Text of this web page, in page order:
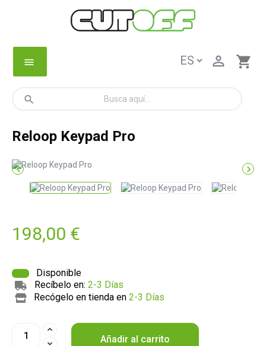
menu shopping_cart

search
Reloop Keypad Pro
 
198,00 €
Disponible
Recíbelo en:2-3 Días
Recógelo en tienda en2-3 Días
Añadir al carrito